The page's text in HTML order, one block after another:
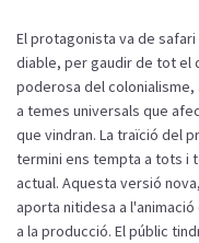
El protagonista va de
diable, per gaudir de tot el
poderosa del
a temes universals que
que vindran. La traïció del
termini ens tempta a tots i
actual. Aquesta versió
aporta nitidesa a
a la producció. El públic